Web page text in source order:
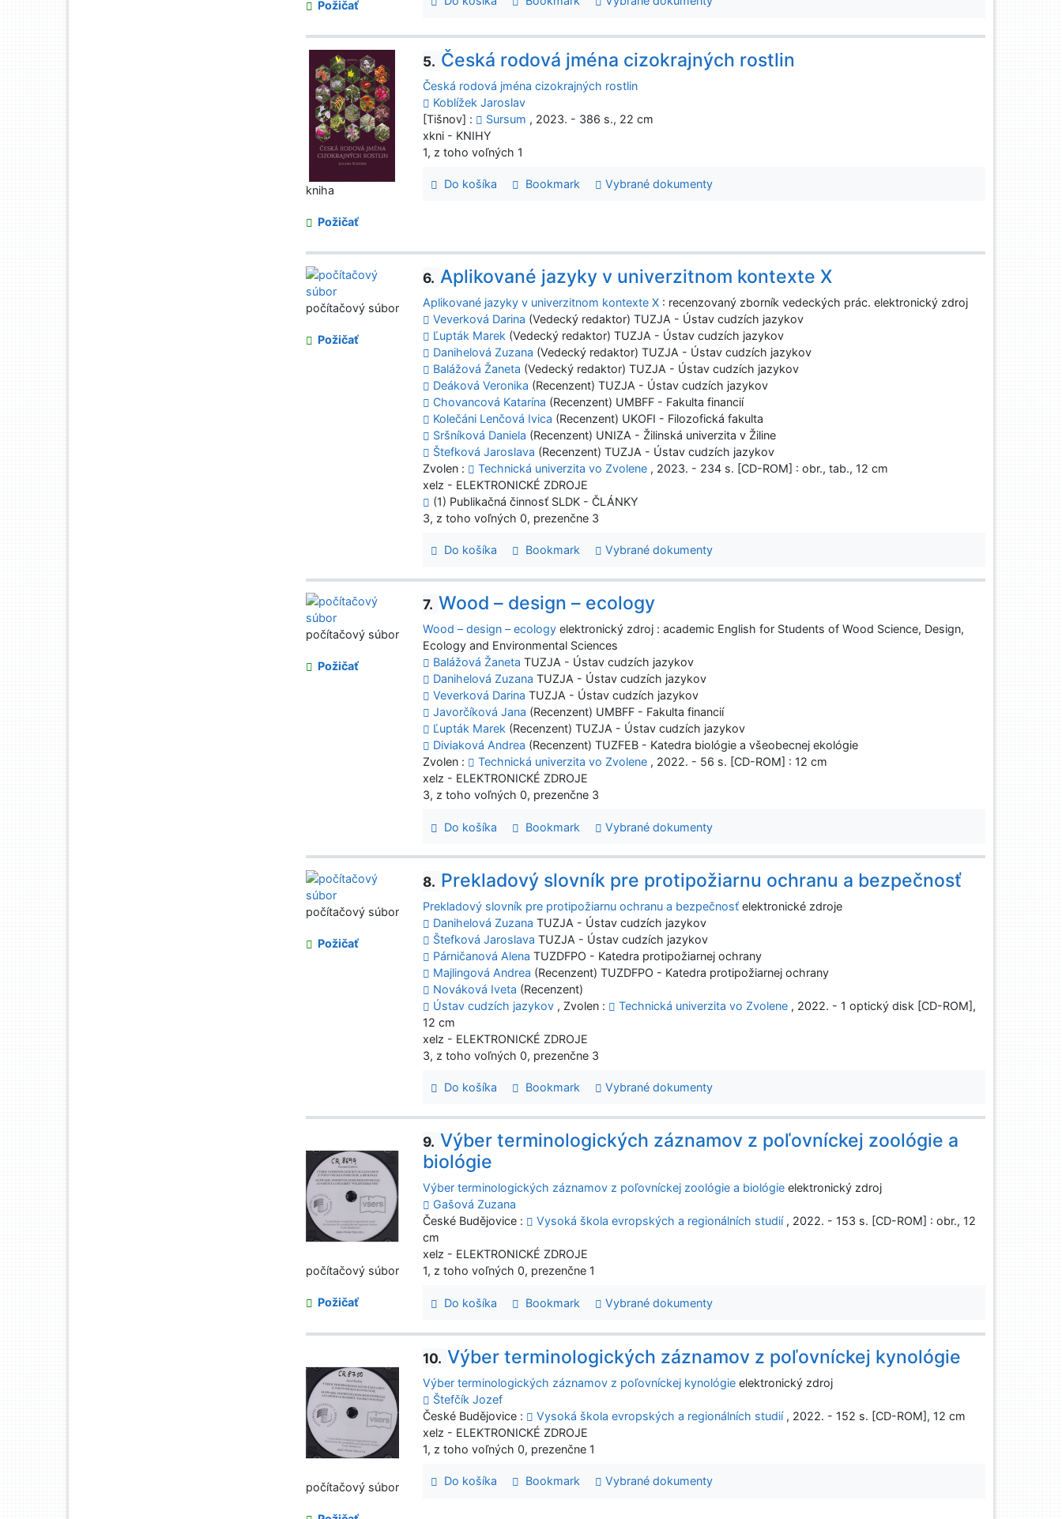
Požičať
5. Česká rodová jména cizokrajných rostlin
Česká rodová jména cizokrajných rostlin
Koblížek Jaroslav
[Tišnov] :
Sursum , 2023. - 386 s., 22 cm
xkni - KNIHY
1, z toho voľných 1
Do košíka Bookmark Vybrané dokumenty
kniha
Požičať
6. Aplikované jazyky v univerzitnom kontexte X
Aplikované jazyky v univerzitnom kontexte X : recenzovaný zborník vedeckých prác. elektronický zdroj
Veverková Darina (Vedecký redaktor) TUZJA - Ústav cudzích jazykov
Ľupták Marek (Vedecký redaktor) TUZJA - Ústav cudzích jazykov
Danihelová Zuzana (Vedecký redaktor) TUZJA - Ústav cudzích jazykov
Balážová Žaneta (Vedecký redaktor) TUZJA - Ústav cudzích jazykov
Deáková Veronika (Recenzent) TUZJA - Ústav cudzích jazykov
Chovancová Katarína (Recenzent) UMBFF - Fakulta financií
Kolečáni Lenčová Ivica (Recenzent) UKOFI - Filozofická fakulta
Sršníková Daniela (Recenzent) UNIZA - Žilinská univerzita v Žiline
Štefková Jaroslava (Recenzent) TUZJA - Ústav cudzích jazykov
Zvolen :
Technická univerzita vo Zvolene , 2023. - 234 s. [CD-ROM] : obr., tab., 12 cm
xelz - ELEKTRONICKÉ ZDROJE
(1) Publikačná činnosť SLDK - ČLÁNKY
3, z toho voľných 0, prezenčne 3
Do košíka Bookmark Vybrané dokumenty
počítačový súbor
Požičať
7. Wood – design – ecology
Wood – design – ecology elektronický zdroj : academic English for Students of Wood Science, Design,
Ecology and Environmental Sciences
Balážová Žaneta TUZJA - Ústav cudzích jazykov
Danihelová Zuzana TUZJA - Ústav cudzích jazykov
Veverková Darina TUZJA - Ústav cudzích jazykov
Javorčíková Jana (Recenzent) UMBFF - Fakulta financií
Ľupták Marek (Recenzent) TUZJA - Ústav cudzích jazykov
Diviaková Andrea (Recenzent) TUZFEB - Katedra biológie a všeobecnej ekológie
Zvolen :
Technická univerzita vo Zvolene , 2022. - 56 s. [CD-ROM] : 12 cm
xelz - ELEKTRONICKÉ ZDROJE
3, z toho voľných 0, prezenčne 3
Do košíka Bookmark Vybrané dokumenty
počítačový súbor
Požičať
8. Prekladový slovník pre protipožiarnu ochranu a bezpečnosť
Prekladový slovník pre protipožiarnu ochranu a bezpečnosť elektronické zdroje
Danihelová Zuzana TUZJA - Ústav cudzích jazykov
Štefková Jaroslava TUZJA - Ústav cudzích jazykov
Párničanová Alena TUZDFPO - Katedra protipožiarnej ochrany
Majlingová Andrea (Recenzent) TUZDFPO - Katedra protipožiarnej ochrany
Nováková Iveta (Recenzent)
Ústav cudzích jazykov , Zvolen : Technická univerzita vo Zvolene , 2022. - 1 optický disk [CD-ROM],
12 cm
xelz - ELEKTRONICKÉ ZDROJE
3, z toho voľných 0, prezenčne 3
Do košíka Bookmark Vybrané dokumenty
počítačový súbor
Požičať
9. Výber terminologických záznamov z poľovníckej zoológie a
biológie
Výber terminologických záznamov z poľovníckej zoológie a biológie elektronický zdroj
Gašová Zuzana
České Budějovice :
Vysoká škola evropských a regionálních studií, 2022. - 153 s. [CD-ROM] : obr., 12
cm
xelz - ELEKTRONICKÉ ZDROJE
1, z toho voľných 0, prezenčne 1
Do košíka Bookmark Vybrané dokumenty
počítačový súbor
Požičať
10. Výber terminologických záznamov z poľovníckej kynológie
Výber terminologických záznamov z poľovníckej kynológie elektronický zdroj
Štefčík Jozef
České Budějovice :
Vysoká škola evropských a regionálních studií, 2022. - 152 s. [CD-ROM], 12 cm
xelz - ELEKTRONICKÉ ZDROJE
1, z toho voľných 0, prezenčne 1
Do košíka Bookmark Vybrané dokumenty
počítačový súbor